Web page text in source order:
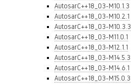
AutosarC++18_03-M10.1.3
AutosarC++18_03-M10.2.1
AutosarC++18_03-M10.3.3
AutosarC++18_03-M11.0.1
AutosarC++18_03-M12.1.1
AutosarC++18_03-M14.5.3
AutosarC++18_03-M14.6.1
AutosarC++18_03-M15.0.3